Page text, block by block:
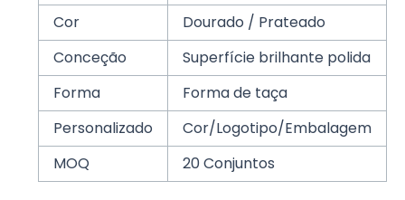
Cor
Dourado / Prateado
Conceção
Superfície brilhante polida
Forma
Forma de taça
Personalizado
Cor/Logotipo/Embalagem
MOQ
20 Conjuntos